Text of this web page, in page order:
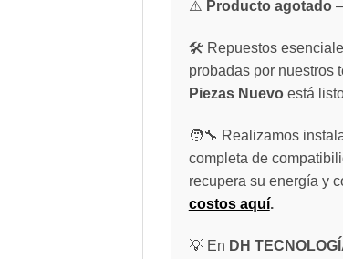
⚠️ Producto agotado—
🛠️ Repuestos
probadas por nuestros
Piezas Nuevoestá
🧑‍🔧 Realizamos
completa de
recupera su energía y
costos aquí.
💡 En DH